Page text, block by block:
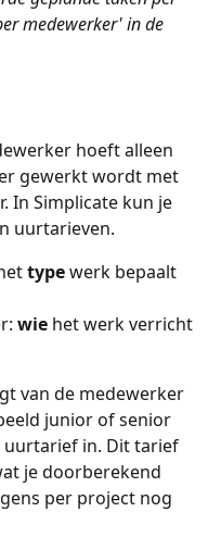
medewerker' in de
hoeft alleen
gewerkt wordt met
In Simplicate kun je
uurtarieven.
type werk bepaalt
wie het werk verricht
van de medewerker
junior of senior
uurtarief in. Dit tarief
je doorberekend
per project nog